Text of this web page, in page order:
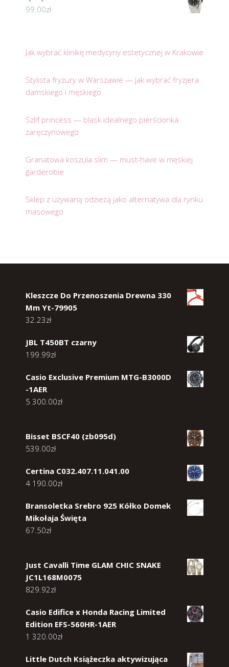
99.00zł
Jak wybrać klinikę medycyny estetycznej w Krakowie
Stylista fryzury w Warszawie — jak wybrać fryzjera
damskiego i męskiego
Szlif princess — blask idealnego pierścionka
zaręczynowego
Granatowa koszula slim — must-have w męskiej
garderobie
Sklep z używaną odzieżą jako alternatywa dla rynku
masowego
Kleszcze Do Przenoszenia Drewna 330
Mm Yt-79905
32.23zł
JBL T450BT czarny
199.99zł
Casio Exclusive Premium MTG-B3000D
-1AER
5 300.00zł
Bisset BSCF40 (zb095d)
539.00zł
Certina C032.407.11.041.00
4 190.00zł
Bransoletka Srebro 925 Kółko Domek
Mikołaja Święta
67.50zł
Just Cavalli Time GLAM CHIC SNAKE
JC1L168M0075
829.92zł
Casio Edifice x Honda Racing Limited
Edition EFS-560HR-1AER
1 320.00zł
Little Dutch Książeczka aktywizująca